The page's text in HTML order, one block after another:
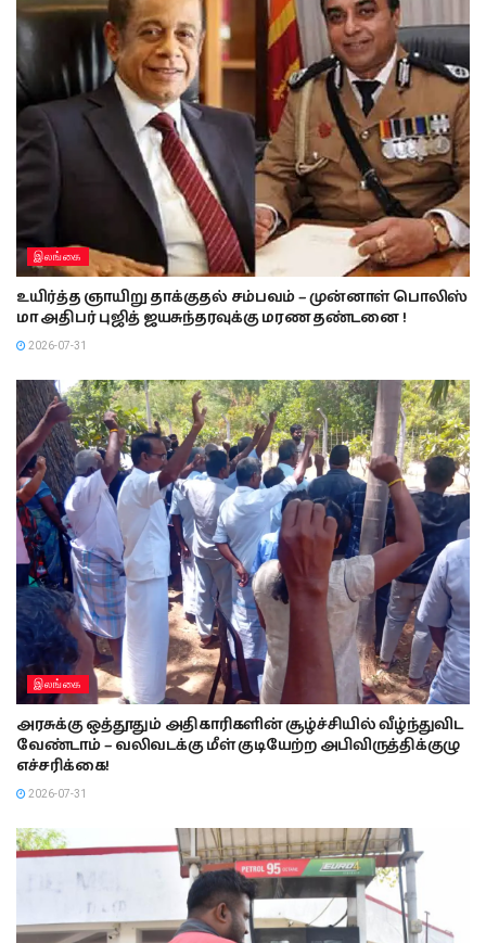
இலங்கை
உயிர்த்த ஞாயிறு தாக்குதல் சம்பவம் – முன்னாள் பொலிஸ்
மா அதிபர் புஜித் ஜயசுந்தரவுக்கு மரண தண்டனை !
2026-07-31
இலங்கை
அரசுக்கு ஒத்தூதும் அதிகாரிகளின் சூழ்ச்சியில் வீழ்ந்துவிட
வேண்டாம் – வலிவடக்கு மீள் குடியேற்ற அபிவிருத்திக்குழு
எச்சரிக்கை!
2026-07-31